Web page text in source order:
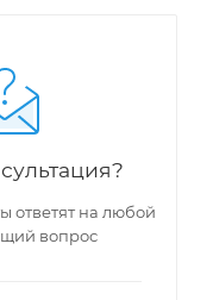
ответят на любой
вопрос